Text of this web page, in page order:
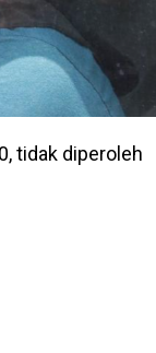
tidak diperoleh